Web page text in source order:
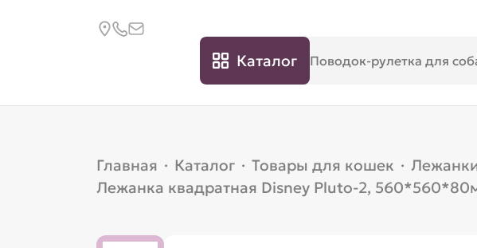
Каталог
Главная · Каталог · Товары для кошек ·
Лежанка квадратная Disney Pluto-2,